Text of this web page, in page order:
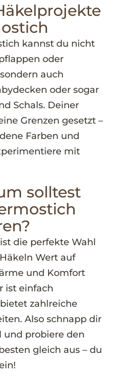
kannst du nicht
oder
auch
oder sogar
Schals. Deiner
Grenzen gesetzt –
Farben und
mit
solltest
die perfekte Wahl
Wert auf
und Komfort
ist einfach
zahlreiche
Also schnapp dir
und probiere den
gleich aus – du